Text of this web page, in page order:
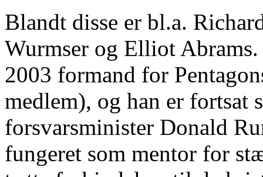
Blandt disse er bl.a.
Wurmser og Elliot
2003 formand for
medlem), og han er fortsat
forsvarsminister Donald
fungeret som mentor for